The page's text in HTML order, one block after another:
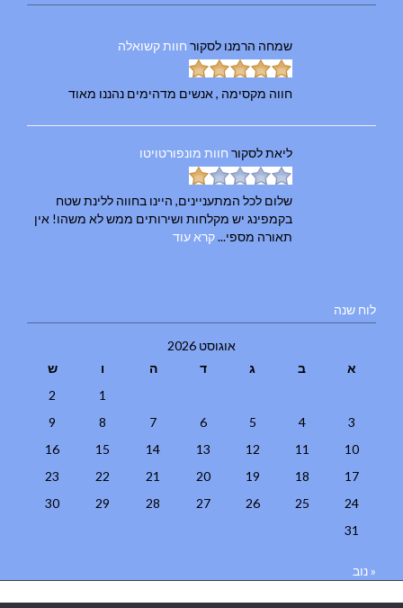
שמחה הרמנו לסקור חוות קשואלה
חווה מקסימה , אנשים מדהימים נהננו מאוד
ליאתלסקור חוות מונפורטויטו
שלום לכל המתעניינים, היינו בחווה ללינת שטח
בקמפינג יש מקלחות ושירותים ממש לא משהו! אין
תאורה מספי...קרא עוד
לוח שנה
אוגוסט 2026
א
ב ג ד ה ו
ש
1
2
3
4
5
6
7
8
9
10
11
12
13
14
15
16
17
18
19
20
21
22
23
24
25
26
27
28
29
30
31
« נוב